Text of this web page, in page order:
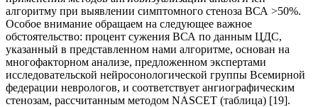
алгоритму при выявлении симптомного стеноза ВСА >50%.
Особое внимание обращаем на следующее важное
обстоятельство: процент сужения ВСА по данным ЦДС,
указанный в представленном нами алгоритме, основан на
многофакторном анализе, предложенном экспертами
исследовательской нейросонологической группы Всемирной
федерации неврологов, и соответствует ангиографическим
стенозам, рассчитанным методом NASCET (таблица) [19].